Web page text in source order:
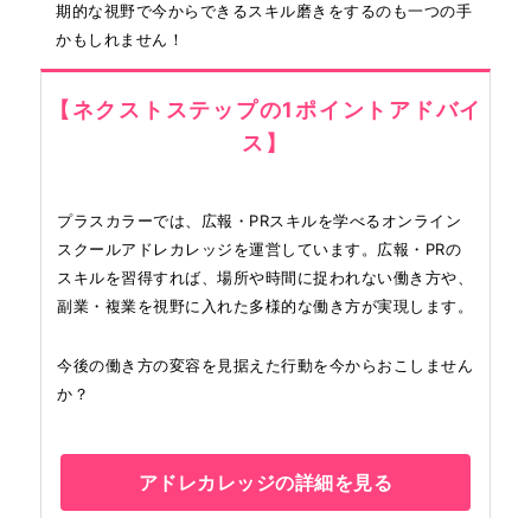
期的な視野で今からできるスキル磨きをするのも一つの手
かもしれません！
【ネクストステップの1ポイントアドバイ
ス】
プラスカラーでは、広報・PRスキルを学べるオンライン
スクールアドレカレッジを運営しています。広報・PRの
スキルを習得すれば、場所や時間に捉われない働き方や、
副業・複業を視野に入れた多様的な働き方が実現します。
今後の働き方の変容を見据えた行動を今からおこしません
か？
アドレカレッジの詳細を見る